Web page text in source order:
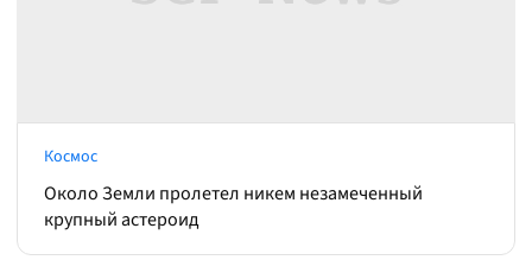
Космос
Около Земли пролетел никем незамеченный
крупный астероид